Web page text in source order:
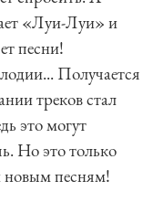
«Луи-Луи» и
песни!
Получается
треков стал
это могут
Но это только
новым песням!